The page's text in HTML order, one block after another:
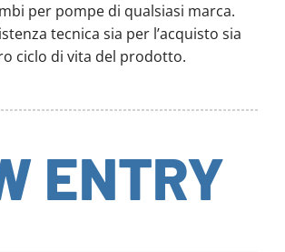
per pompe di qualsiasi marca.
tecnica sia per l’acquisto sia
ciclo di vita del prodotto.
ENTRY